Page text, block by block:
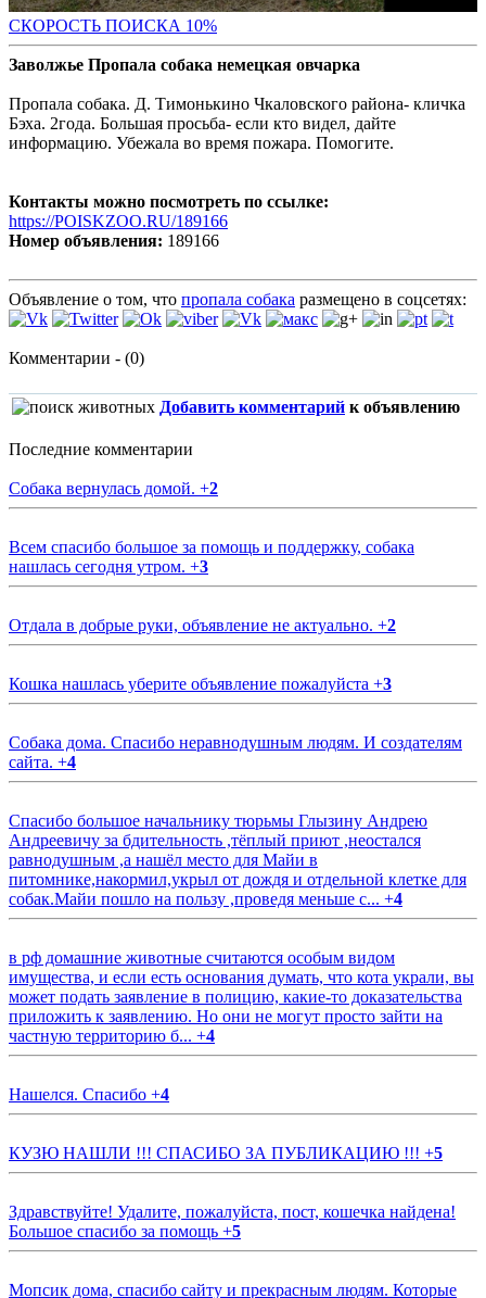
СКОРОСТЬ ПОИСКА 10%
Заволжье Пропала собака немецкая овчарка
Пропала собака. Д. Тимонькино Чкаловского района- кличка
Бэха. 2года. Большая просьба- если кто видел, дайте
информацию. Убежала во время пожара. Помогите.
Контакты можно посмотреть по ссылке:
https://POISKZOO.RU/189166
Номер объявления: 189166
Объявление о том, что пропала собака размещено в соцсетях:
Комментарии - (0)
Добавить комментарий к объявлению
Последние комментарии
Собака вернулась домой. +2
Всем спасибо большое за помощь и поддержку, собака
нашлась сегодня утром. +3
Отдала в добрые руки, объявление не актуально. +2
Кошка нашлась уберите объявление пожалуйста +3
Собака дома. Спасибо неравнодушным людям. И создателям
сайта. +4
Спасибо большое начальнику тюрьмы Глызину Андрею
Андреевичу за бдительность ,тёплый приют ,неостался
равнодушным ,а нашёл место для Майи в
питомнике,накормил,укрыл от дождя и отдельной клетке для
собак.Майи пошло на пользу ,проведя меньше с... +4
в рф домашние животные считаются особым видом
имущества, и если есть основания думать, что кота украли, вы
может подать заявление в полицию, какие-то доказательства
приложить к заявлению. Но они не могут просто зайти на
частную территорию б... +4
Нашелся. Спасибо +4
КУЗЮ НАШЛИ !!! СПАСИБО ЗА ПУБЛИКАЦИЮ !!! +5
Здравствуйте! Удалите, пожалуйста, пост, кошечка найдена!
Большое спасибо за помощь +5
Мопсик дома, спасибо сайту и прекрасным людям. Которые